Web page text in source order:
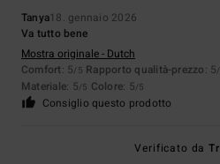
Tanya18. gennaio 2026
Va tutto bene
Mostra originale - Dutch
Comfort: 5/5 Rapporto qualità-prezzo: 5
Materiale: 5/5 Colore: 5/5
Consiglio questo prodotto
Verificato da